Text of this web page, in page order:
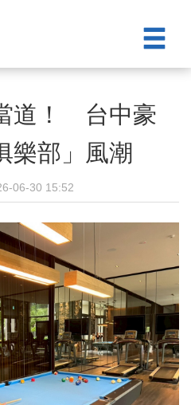
道！ 台中豪
樂部」風潮
06-30 15:52